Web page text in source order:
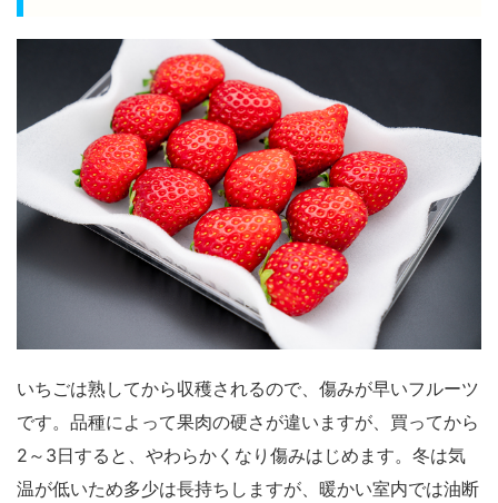
いちごは熟してから収穫されるので、傷みが早いフルーツ
です。品種によって果肉の硬さが違いますが、買ってから
2～3日すると、やわらかくなり傷みはじめます。冬は気
温が低いため多少は長持ちしますが、暖かい室内では油断